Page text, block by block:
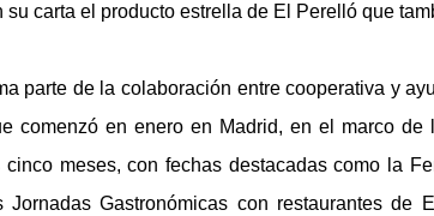
su carta el producto estrella de El Perelló que
parte de la colaboración entre cooperativa y
comenzó en enero en Madrid, en el marco
cinco meses, con fechas destacadas como la
Jornadas Gastronómicas con restaurantes de